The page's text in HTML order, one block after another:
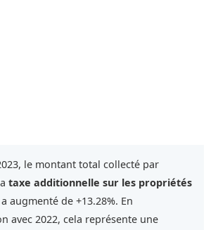
le montant total collecté par
taxe additionnelle sur les propriétés
a augmenté de +13.28%. En
avec 2022, cela représente une